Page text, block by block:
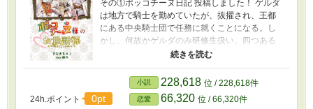
その①ポッコチーヌ日記 投稿しました！ ゲルダ
は地方で騎士を勤めていたが、抜擢され、王都
にある中央騎士団で任務に就くことになる。し
かし、何故かゲルダのみ研修生扱い。四つある
騎士団をタライ回しにされる事となってしま
いたものの、眉目秀麗、文武両道で名高い白騎
士団長マクシミリアン・ガルシアは、とんでも
ない変わり者だった。 しかも、ゲルダはその団
24h.ポイント 0pt
小説 228,618 位 / 228,618件
恋愛 66,320 位 / 66,320件